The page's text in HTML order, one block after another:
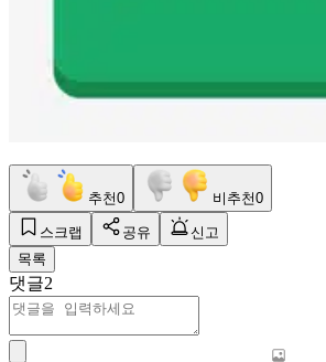
추천0 비추천0
스크랩 공유
신고
목록
댓글2